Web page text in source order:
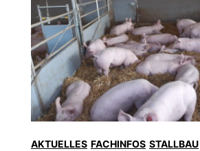
AKTUELLES FACHINFOS STALLBAU